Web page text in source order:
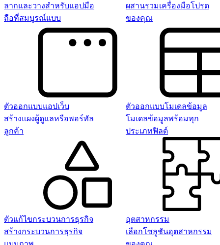
ลากและวางสำหรับแอปมือ
ถือที่สมบูรณ์แบบ
ผสานรวมเครื่องมือโปรด
ของคุณ
ตัวออกแบบแอปเว็บ
สร้างแผงผู้ดูแลหรือพอร์ทัล
ลูกค้า
ตัวออกแบบโมเดลข้อมูล
โมเดลข้อมูลพร้อมทุก
ประเภทฟิลด์
ตัวแก้ไขกระบวนการธุรกิจ
สร้างกระบวนการธุรกิจ
อุตสาหกรรม
เลือกโซลูชันอุตสาหกรรม